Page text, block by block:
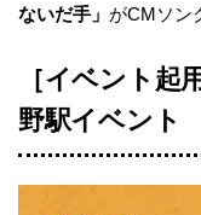
ないだ手」 がCMソン
［イベント
野駅イベント